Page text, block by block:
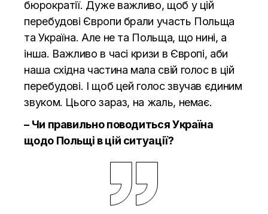
бюрократії. Дуже важливо, щоб у цій
перебудові Європи брали участь Польща
та Україна. Але не та Польща, що нині, а
інша. Важливо в часі кризи в Європі, аби
наша східна частина мала свій голос в цій
перебудові. І щоб цей голос звучав єдиним
звуком. Цього зараз, на жаль, немає.
– Чи правильно поводиться Україна
щодо Польщі в цій ситуації?